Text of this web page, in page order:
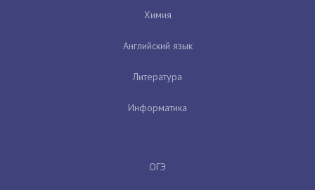
Химия
Английский язык
Литература
Информатика
ОГЭ